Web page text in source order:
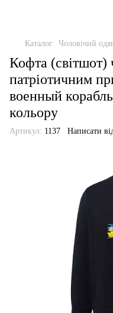
Каталог Чоловічий
Кофта (світшот)
патріотичним
военный
кольору
Артикул: 1137 Написати